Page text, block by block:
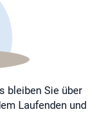
bleiben Sie über
Laufenden und